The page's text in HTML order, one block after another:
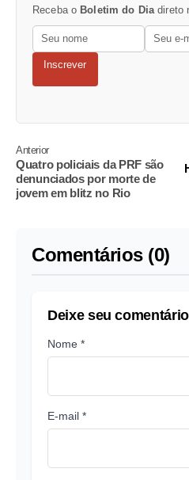
Receba o Boletim do Diadireto
Inscrever
Anterior
Quatro policiais da PRF são
denunciados por morte de
jovem em blitz no Rio
Comentários (0)
Deixe seu comentário
Nome *
E-mail *